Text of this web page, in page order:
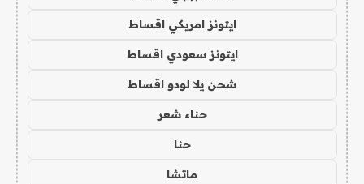
ايتونز امريكي اقساط
ايتونز سعودي اقساط
شحن يلا لودو اقساط
حناء شعر
حنا
ماتشا